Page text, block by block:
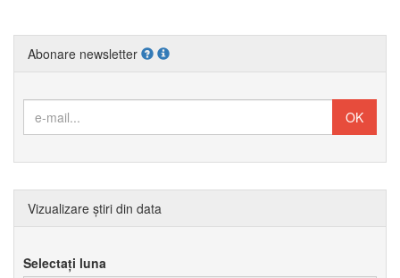
Abonare newsletter
Vizualizare știri din data
Selectați luna